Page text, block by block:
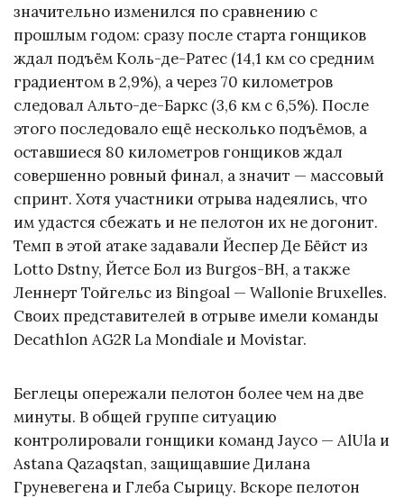
значительно изменился по сравнению с
прошлым годом: сразу после старта гонщиков
ждал подъём Коль-де-Ратес (14,1 км со средним
градиентом в 2,9%), а через 70 километров
следовал Альто-де-Баркс (3,6 км с 6,5%). После
этого последовало ещё несколько подъёмов, а
оставшиеся 80 километров гонщиков ждал
совершенно ровный финал, а значит — массовый
спринт. Хотя участники отрыва надеялись, что
им удастся сбежать и не пелотон их не догонит.
Темп в этой атаке задавали Йеспер Де Бёйст из
Lotto Dstny, Йетсе Бол из Burgos-BH, а также
Леннерт Тойгельс из Bingoal — Wallonie Bruxelles.
Своих представителей в отрыве имели команды
Decathlon AG2R La Mondiale и Movistar.
Беглецы опережали пелотон более чем на две
минуты. В общей группе ситуацию
контролировали гонщики команд Jayco — AlUla и
Astana Qazaqstan, защищавшие Дилана
Груневегена и Глеба Сырицу. Вскоре пелотон